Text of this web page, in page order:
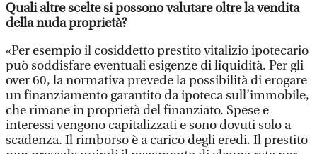
Quali altre scelte si possono valutare oltre la vendita
della nuda proprietà?
«Per esempio il cosiddetto prestito vitalizio ipotecario
può soddisfare eventuali esigenze di liquidità. Per gli
over 60, la normativa prevede la possibilità di erogare
un finanziamento garantito da ipoteca sull’immobile,
che rimane in proprietà del finanziato. Spese e
interessi vengono capitalizzati e sono dovuti solo a
scadenza. Il rimborso è a carico degli eredi. Il prestito